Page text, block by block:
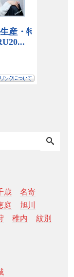
歳
名寄
庭
旭川
稚内
紋別